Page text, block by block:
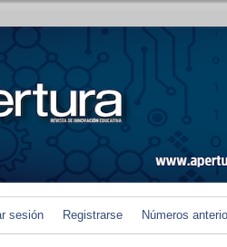
sesión Registrarse Números